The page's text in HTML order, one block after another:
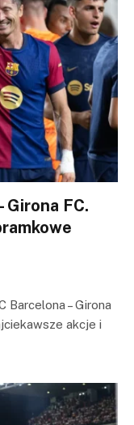
Girona FC.
Barcelona – Girona
akcje i